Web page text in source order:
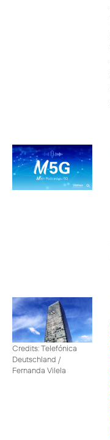
Credits: Telefónica
Deutschland /
Fernanda Vilela